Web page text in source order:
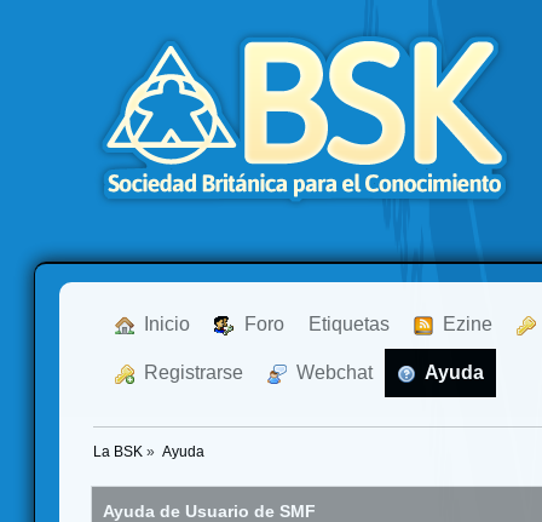
Inicio Foro Etiquetas Ezine
Registrarse Webchat Ayuda
La BSK » Ayuda
Ayuda de Usuario de SMF